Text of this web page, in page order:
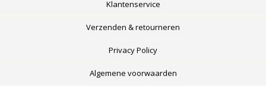
Klantenservice
Verzenden & retourneren
Privacy Policy
Algemene voorwaarden